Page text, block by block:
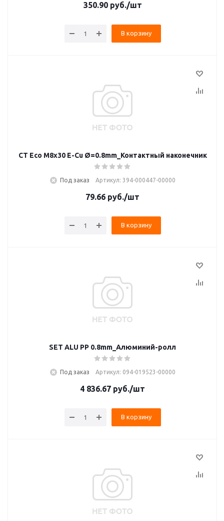
350.90руб./шт
В корзину
CT Eco M8x30 E-Cu Ø=0.8mm_Контактный наконечник
Под заказ Артикул: 394-000447-00000
79.66 руб./шт
В корзину
SET ALU PP 0.8mm_Алюминий-ролл
Под заказ Артикул: 094-019523-00000
4 836.67 руб./шт
В корзину